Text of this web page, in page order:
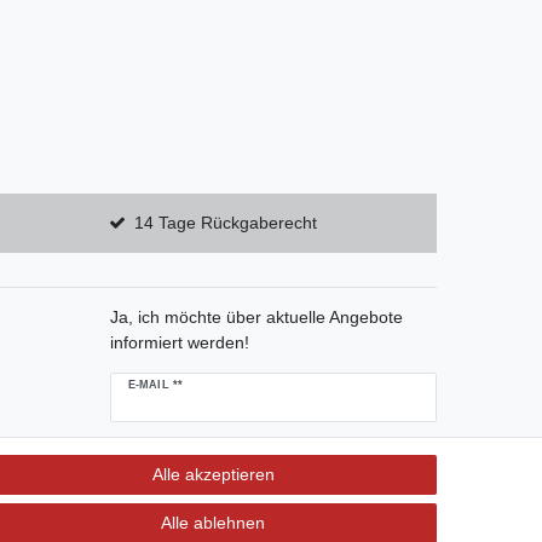
14 Tage Rückgaberecht
Ja, ich möchte über aktuelle Angebote
informiert werden!
E-MAIL **
erklärunggelesen habe. Meine Einwilligung kann ich
jederzeit widerrufen.**
Alle akzeptieren
Alle ablehnen